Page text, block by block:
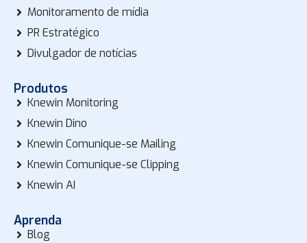
Monitoramento de mídia
PR Estratégico
Divulgador de notícias
Produtos
Knewin Monitoring
Knewin Dino
Knewin Comunique-se Mailing
Knewin Comunique-se Clipping
Knewin AI
Aprenda
Blog